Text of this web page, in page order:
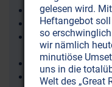
Epigenetik
Epilepsie
EPIM European
Migration
Epiphyse
Epstein-Barr-Virus
gelesen wird.
Heftangebot
so
wir nämlich
minutiöse
uns in die
Welt des „Great